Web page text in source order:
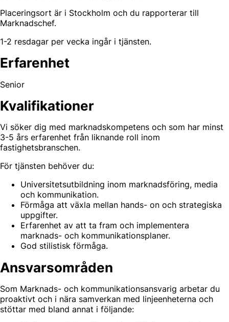
Placeringsort är i Stockholm och du rapporterar till
Marknadschef.
1-2 resdagar per vecka ingår i tjänsten.
Erfarenhet
Senior
Kvalifikationer
Vi söker dig med marknadskompetens och som har minst
3-5 års erfarenhet från liknande roll inom
fastighetsbranschen.
För tjänsten behöver du:
Universitetsutbildning inom marknadsföring, media
och kommunikation.
Förmåga att växla mellan hands- on och strategiska
uppgifter.
Erfarenhet av att ta fram och implementera
marknads- och kommunikationsplaner.
God stilistisk förmåga.
Ansvarsområden
Som Marknads- och kommunikationsansvarig arbetar du
proaktivt och i nära samverkan med linjeenheterna och
stöttar med bland annat i följande: